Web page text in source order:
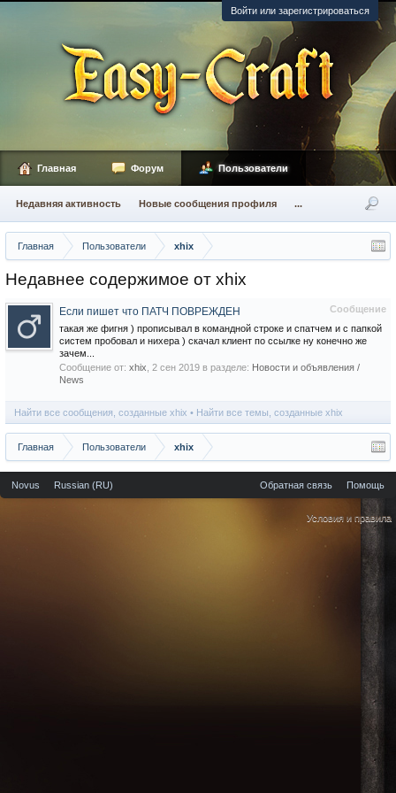
Войти или зарегистрироваться
Главная Пользователи xhix
Недавнее содержимое от xhix
Сообщение
Если пишет что ПАТЧ ПОВРЕЖДЕН
такая же фигня ) прописывал в командной строке и спатчем и с папкой
систем пробовал и нихера ) скачал клиент по ссылке ну конечно же
зачем...
Сообщение от: xhix 2 сен 2019 в разделе: Новости и объявления /
News
Найти все сообщения, созданные xhix Найти все темы, созданные xhix
Главная Пользователи xhix
Главная Форум Пользователи
Недавняя активность Новые сообщения профиля ...
Novus Russian (RU) Обратная связь Помощь
Условия и правила